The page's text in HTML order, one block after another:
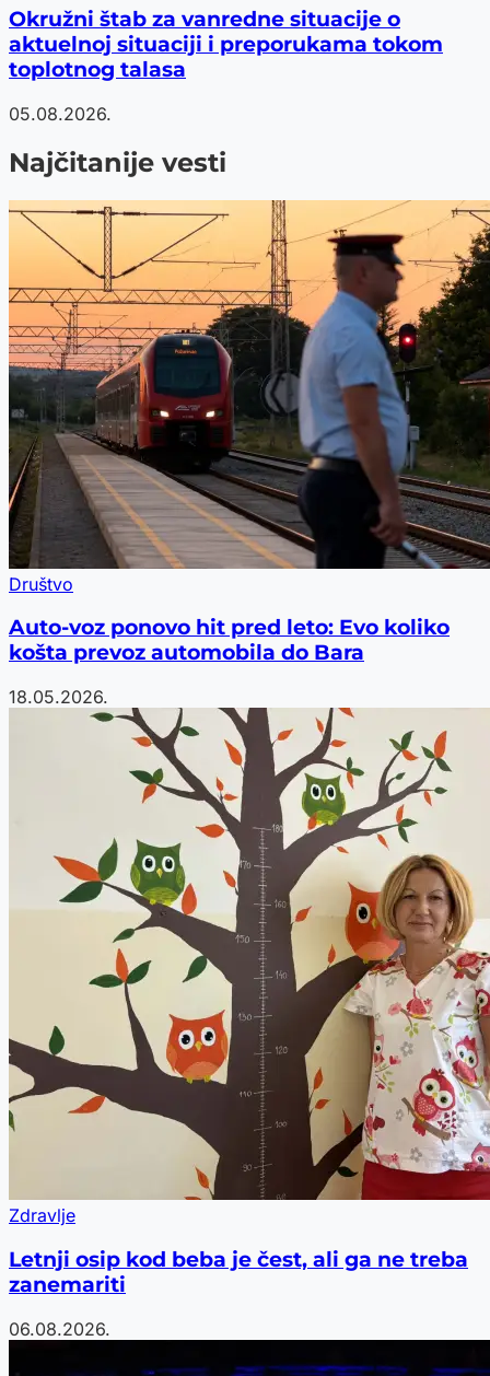
Okružni štab za vanredne situacije o
aktuelnoj situaciji i preporukama tokom
toplotnog talasa
05.08.2026.
Najčitanije vesti
Društvo
Auto-voz ponovo hit pred leto: Evo koliko
košta prevoz automobila do Bara
18.05.2026.
Zdravlje
Letnji osip kod beba je čest, ali ga ne treba
zanemariti
06.08.2026.